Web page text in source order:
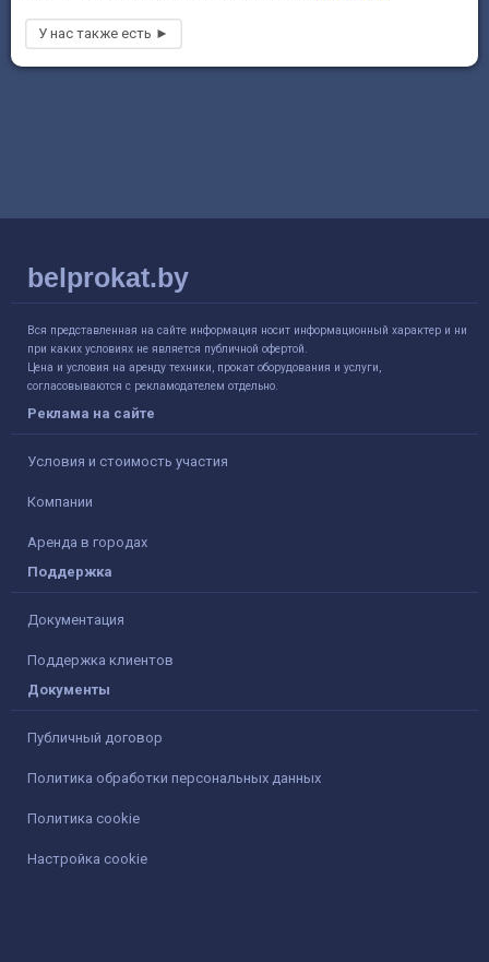
belprokat.by
Вся представленная на сайте информация носит информационный характер и ни
при каких условиях не является публичной офертой.
Цена и условия на аренду техники, прокат оборудования и услуги,
согласовываются с рекламодателем отдельно.
Реклама на сайте
Условия и стоимость участия
Компании
Аренда в городах
Поддержка
Документация
Поддержка клиентов
Документы
Публичный договор
Политика обработки персональных данных
Политика cookie
Настройка cookie